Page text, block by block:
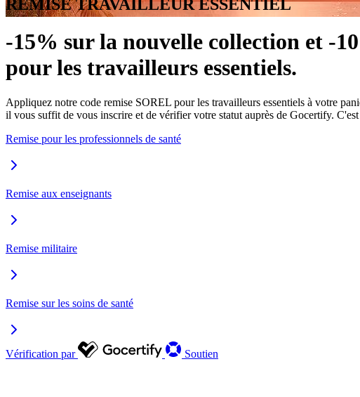
REMISE TRAVAILLEUR ESSENTIEL
-15% sur la nouvelle collection et -
pour les travailleurs essentiels.
Appliquez notre code remise SOREL pour les travailleurs essentiels à votre
il vous suffit de vous inscrire et de vérifier votre statut auprès de Gocertify.
Remise pour les professionnels de santé
Remise aux enseignants
Remise militaire
Remise sur les soins de santé
Vérification par Soutien